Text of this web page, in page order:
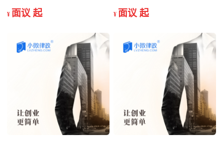
¥ 面议 起 ¥ 面议 起